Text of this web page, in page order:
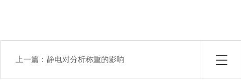
上一篇：静电对分析称重的影响